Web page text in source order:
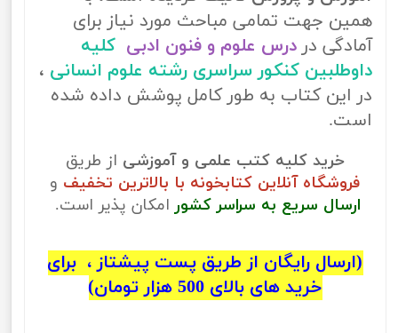
همین جهت تمامی مباحث مورد نیاز برای
آمادگی در درس علوم و فنون ادبی کلیه
داوطلبین کنکور سراسری رشته علوم انسانی ،
در این کتاب به طور کامل پوشش داده شده
است.
خرید کلیه کتب علمی و آموزشی از طریق
فروشگاه آنلاین کتابخونه با بالاترین تخفیف و
ارسال سریع به سراسر کشور امکان پذیر است.
(ارسال رایگان از طریق پست پیشتاز ، برای
خرید های بالای 500 هزار تومان)